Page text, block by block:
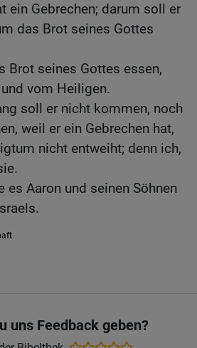
ein Gebrechen; darum soll er
das Brot seines Gottes
Brot seines Gottes essen,
vom Heiligen.
soll er nicht kommen, noch
weil er ein Gebrechen hat,
nicht entweiht; denn ich,
es Aaron und seinen Söhnen
uns Feedback geben?